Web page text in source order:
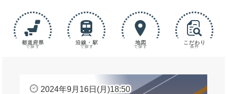
都道府県
で探す
沿線・駅
で探す
地図
で探す
こだわり
条件
2024年9月16日(月)18:50